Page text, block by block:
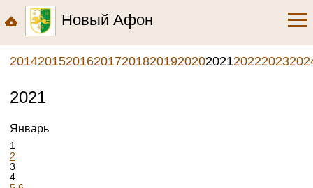
Новый Афон
2014201520162017201820192020202120222023
2021
Январь
1
2
3
4